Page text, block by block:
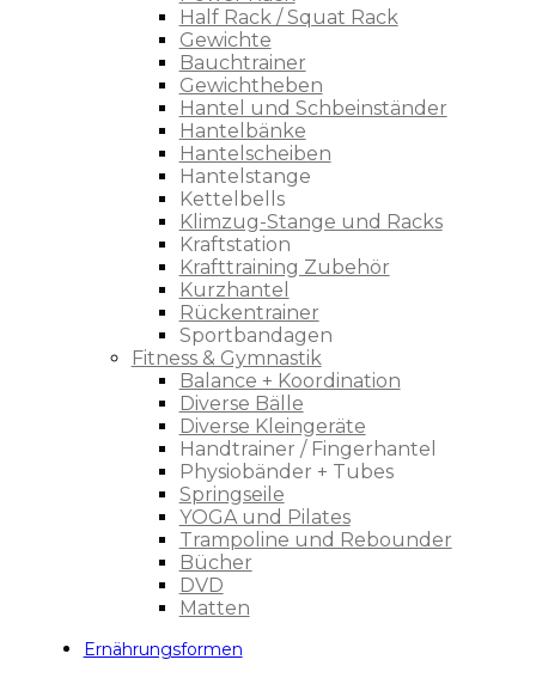
Half Rack / Squat Rack
Gewichte
Bauchtrainer
Gewichtheben
Hantel und Schbeinständer
Hantelbänke
Hantelscheiben
Hantelstange
Kettelbells
Klimzug-Stange und Racks
Kraftstation
Krafttraining Zubehör
Kurzhantel
Rückentrainer
Sportbandagen
Fitness & Gymnastik
Balance + Koordination
Diverse Bälle
Diverse Kleingeräte
Handtrainer / Fingerhantel
Physiobänder + Tubes
Springseile
YOGA und Pilates
Trampoline und Rebounder
Bücher
DVD
Matten
Ernährungsformen